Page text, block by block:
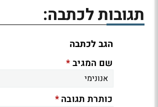
תגובות לכתבה:
הגב לכתבה
שם המגיב*
כותרת תגובה*